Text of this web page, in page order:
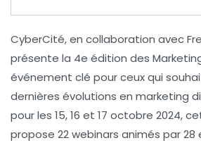
CyberCité, en collaboration avec
présente la 4e édition des
événement clé pour ceux qui
dernières évolutions en marketing
pour les 15, 16 et 17 octobre 2024,
propose 22 webinars animés par28